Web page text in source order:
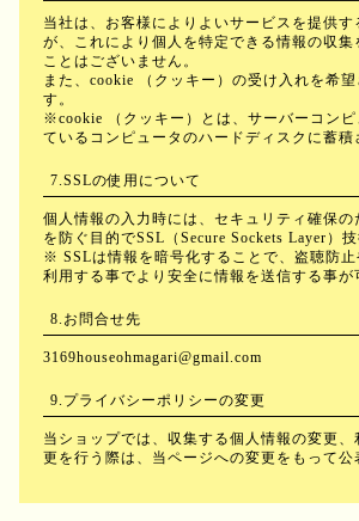
当社は、お客様によりよいサービスを提供
が、これにより個人を特定できる情報の収
ことはございません。
また、cookie （クッキー）の受け入れを希
す。
※cookie （クッキー）とは、サーバーコン
ているコンピュータのハードディスクに蓄積
7.SSLの使用について
個人情報の入力時には、セキュリティ確保
を防ぐ目的でSSL（Secure Sockets Layer）
※ SSLは情報を暗号化することで、盗聴防
利用する事でより安全に情報を送信する事が
8.お問合せ先
3169houseohmagari@gmail.com
9.プライバシーポリシーの変更
当ショップでは、収集する個人情報の変更
更を行う際は、当ページへの変更をもって公